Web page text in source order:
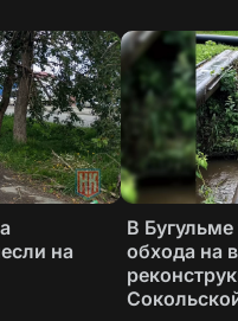
на
В
обхода на